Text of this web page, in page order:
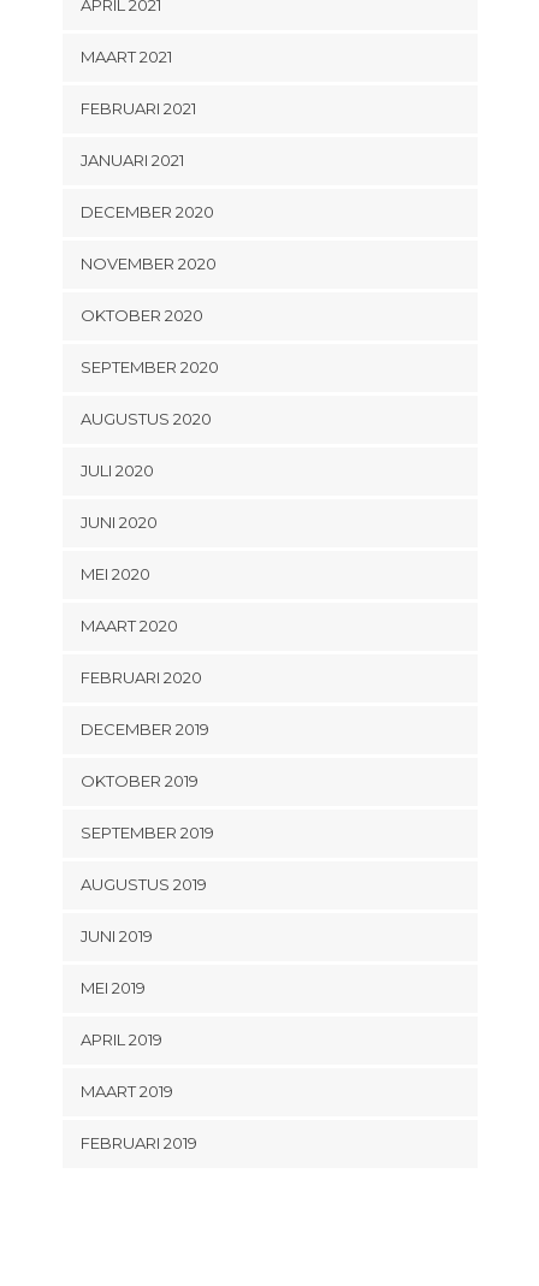
APRIL 2021
MAART 2021
FEBRUARI 2021
JANUARI 2021
DECEMBER 2020
NOVEMBER 2020
OKTOBER 2020
SEPTEMBER 2020
AUGUSTUS 2020
JULI 2020
JUNI 2020
MEI 2020
MAART 2020
FEBRUARI 2020
DECEMBER 2019
OKTOBER 2019
SEPTEMBER 2019
AUGUSTUS 2019
JUNI 2019
MEI 2019
APRIL 2019
MAART 2019
FEBRUARI 2019